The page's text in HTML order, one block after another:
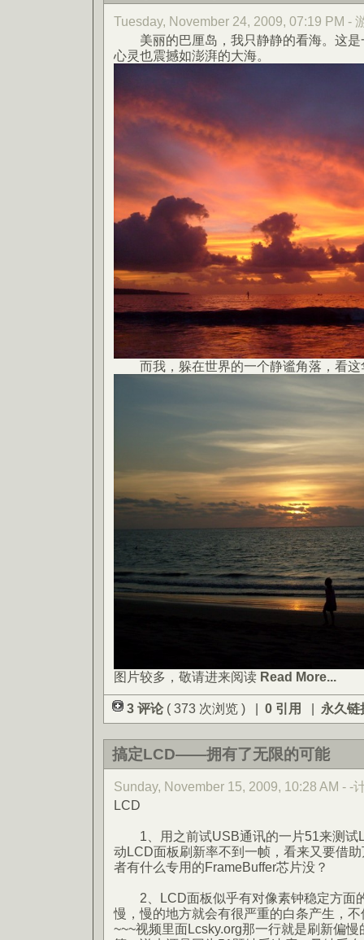
Tuesday, November 24, 2009, 07:19 PM -
美丽的巴厘岛，我只静静的看海。这是
心灵也震撼如澎湃的大海。
而我，躲在世界的一个静谧角落，看这
图片较多，敬请进来阅读 Read More...
3 评论 ( 373 次浏览 ) | 0 引用 | 永久链
搞定LCD——拥有了无限的可能
Sunday, November 15, 2009, 10:28 AM - -
LCD
1、用之前试USB通讯的一片51来测试
动LCD面板刷新率不到一帧，看来又要借
者有什么专用的FrameBuffer芯片没？
2、LCD面板似乎有对像素钟稳定方面
慢，慢的地方就会有很严重的白条产生，
~~~视频里面Lcsky.org那一行就是刷新偏